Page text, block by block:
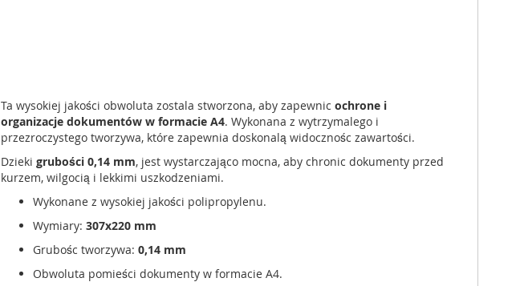
Ta wysokiej jakości obwoluta zostala stworzona, aby zapewnic ochrone i
organizacje dokumentów w formacie A4. Wykonana z wytrzymalego i
przezroczystego tworzywa, które zapewnia doskonalą widocznośc zawartości.
Dzieki grubości 0,14 mm, jest wystarczająco mocna, aby chronic dokumenty przed
kurzem, wilgocią i lekkimi uszkodzeniami.
Wykonane z wysokiej jakości polipropylenu.
Wymiary: 307x220 mm
Grubośc tworzywa: 0,14 mm
Obwoluta pomieści dokumenty w formacie A4.